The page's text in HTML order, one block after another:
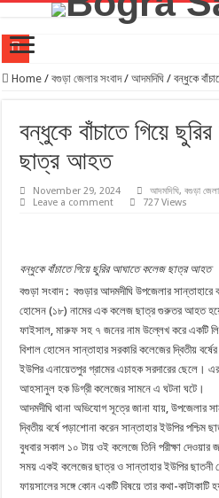
যুব সমাজকে মাদক মুক্ত রাখতে খেলাধুলার বিকল্প নেই।
শিবগঞ্জে প্রয়াত শিক্ষকদের স্মরণে বন্ধন৯৮ এর আয়োজনে
বগুড়ায় নির্মাণ শ্রমিক ইউনিয়নের নবনির্বাচিত কমিটির
বগুড়ায় মর্মান্তিক বাস দুর্ঘটনায় জামায়াতের শোক প্রকাশ
রাস্তা সম্প্রসারণের দাবিতে ফুলদীঘিতে এলাকাবাসীর
বগুড়ায় বাসচাপায় নিহতের সংখ্যা বেড়ে ৭ আহত প্রায় ২৫জন
স্ত্রীকে এসআই এর কু-প্রস্তাবের কল রেকর্ডই কেড়ে নিল
Home / বগুড়া জেলার সংবাদ / আদমদিঘি / বন্ধুকে
বন্ধুকে বাঁচাতে গিয়ে
ছাত্র আহত
November 29, 2024 আদমদিঘি,বগুড়া
Leave a comment
727 Views
বন্ধুকে বাঁচাতে গিয়ে ছুরির আঘাতে কলেজ ছাত্র আহত
বগুড়া সংবাদ : বগুড়ার আদমদীঘি উপজেলার সান্তাহারে
হোসেন (১৮) নামের এক কলেজ ছাত্র গুরুতর আহত
ফাইসাল, মারুফ সহ ৭ জনের নাম উল্লেখ করে একটি
বিশাল হোসেন সান্তাহার সরকারি কলেজের দ্বিতীয়
ইউপির এনায়েতপুর গ্রামের এচাহক সরদারের ছেলে।
আহসানুল হক ডিগ্রী কলেজের সামনে এ ঘটনা ঘটে।
আদমদীঘি থানা অভিযোগ সূত্রে জানা যায়, উপজেলার
দ্বিতীয় বর্ষে পড়াশোনা করেন সান্তাহার ইউপির পশ্চিম
বুধবার সকাল ১০ টায় ওই কলেজে তিনি পরীক্ষা
সময় একই কলেজের ছাত্র ও সান্তাহার ইউপির ছাতনী
ফায়সালের সঙ্গে কোন একটি বিষয়ে তার কথা-